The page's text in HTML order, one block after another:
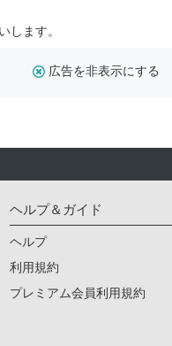
します。
広告を非表示にする
ヘルプ＆ガイド
ヘルプ
利用規約
プレミアム会員利用規約